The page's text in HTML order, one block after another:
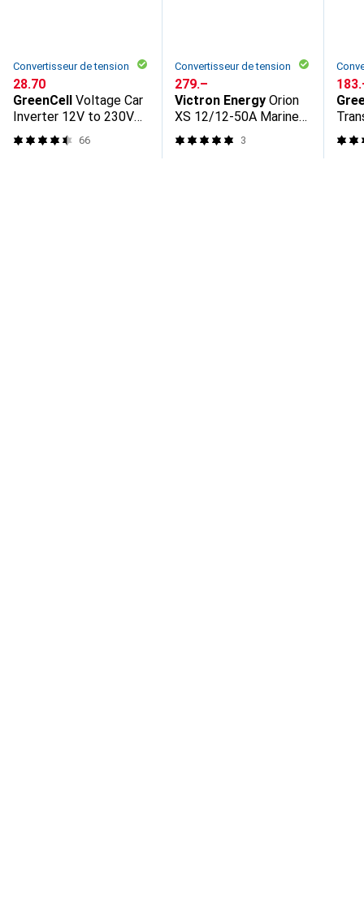
Convertisseur de tension
CHF
28.70
GreenCell Voltage Car
Inverter 12V to 230V
500W/1000W
66
Convertisseur de tension
CHF
279.–
Victron Energy Orion
XS 12/12-50A Marine
DC-DC acculader
3
CHF